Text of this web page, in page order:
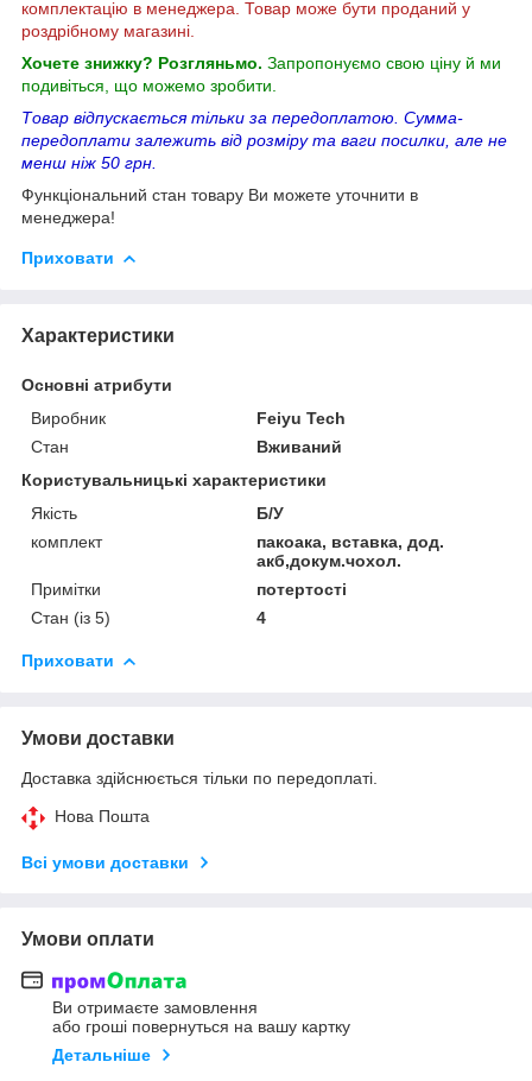
комплектацію в менеджера. Товар може бути проданий у
роздрібному магазині.
Хочете знижку? Розгляньмо. Запропонуємо свою ціну й ми
подивіться, що можемо зробити.
Товар відпускається тільки за передоплатою. Сумма-
передоплати залежить від розміру та ваги посилки, але не
менш ніж 50 грн.
Функціональний стан товару Ви можете уточнити в
менеджера!
Приховати
Характеристики
Основні атрибути
Виробник
Feiyu Tech
Стан
Вживаний
Користувальницькі характеристики
Якість
Б/У
комплект
пакоака, вставка, дод.
акб,докум.чохол.
Примітки
потертості
Стан (із 5)
4
Приховати
Умови доставки
Доставка здійснюється тільки по передоплаті.
Нова Пошта
Всі умови доставки
Умови оплати
Ви отримаєте замовлення
або гроші повернуться на вашу картку
Детальніше